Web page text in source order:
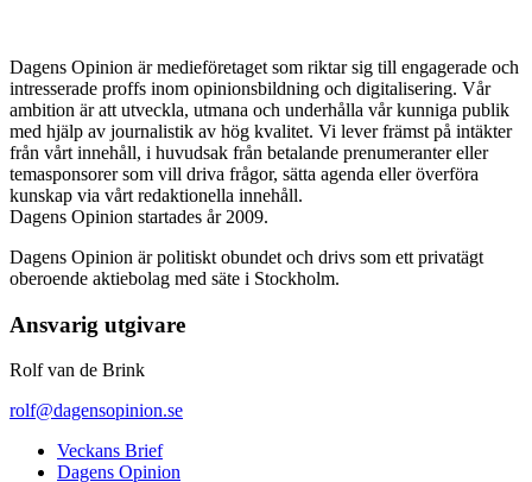
Dagens Opinion är medieföretaget som riktar sig till engagerade och
intresserade proffs inom opinionsbildning och digitalisering. Vår
ambition är att utveckla, utmana och underhålla vår kunniga publik
med hjälp av journalistik av hög kvalitet. Vi lever främst på intäkter
från vårt innehåll, i huvudsak från betalande prenumeranter eller
temasponsorer som vill driva frågor, sätta agenda eller överföra
kunskap via vårt redaktionella innehåll.
Dagens Opinion startades år 2009.
Dagens Opinion är politiskt obundet och drivs som ett privatägt
oberoende aktiebolag med säte i Stockholm.
Ansvarig utgivare
Rolf van de Brink
rolf@dagensopinion.se
Veckans Brief
Dagens Opinion